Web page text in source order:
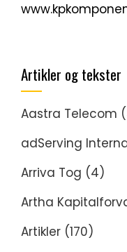
Artikler og tekster
Aastra Telecom
adServing
Arriva Tog (4)
Artha
Artikler (170)